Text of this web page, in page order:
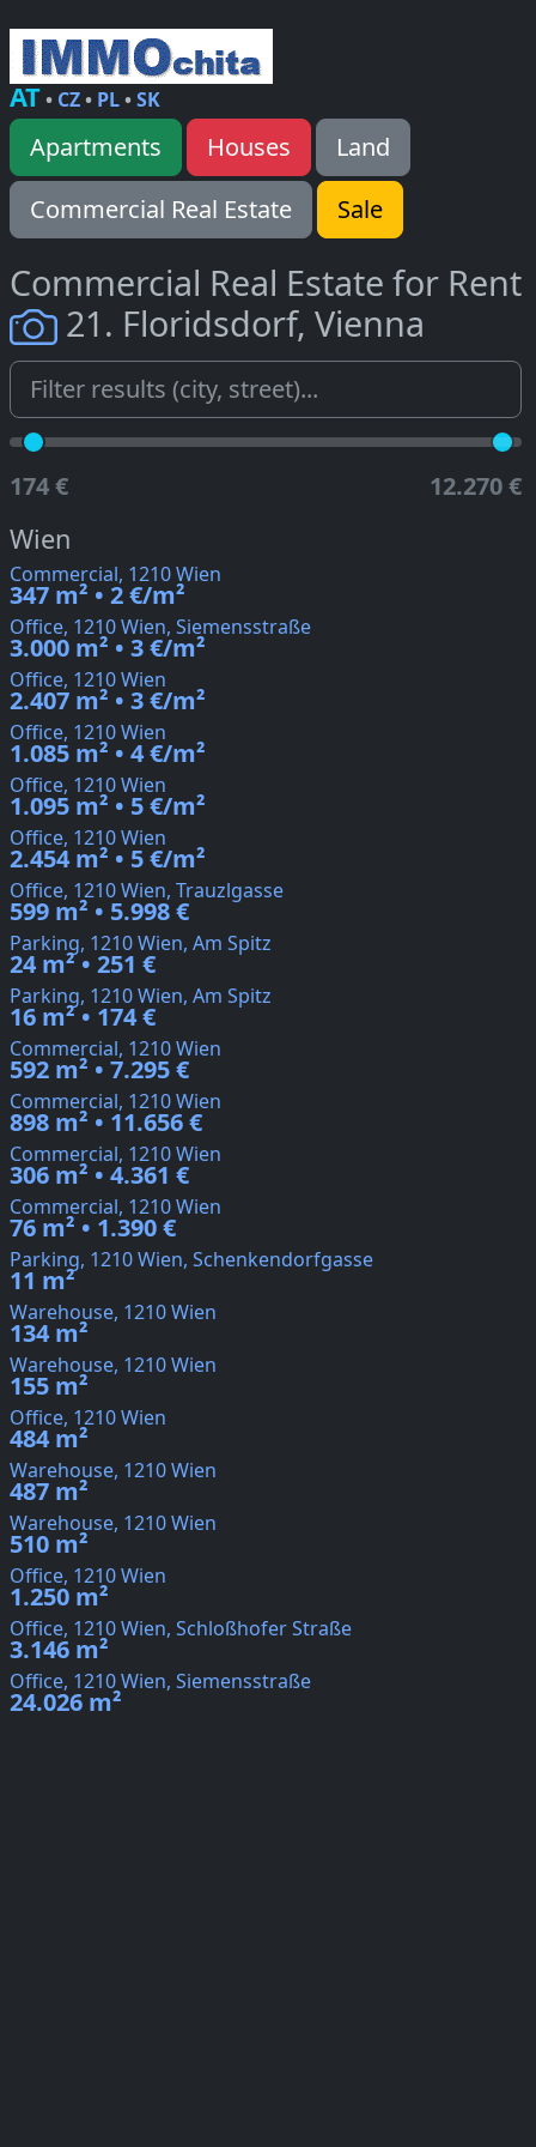
AT• CZ• PL•SK
Apartments Houses
Land
Commercial Real Estate
Sale
Commercial Real Estate for Rent
21. Floridsdorf, Vienna
174 € 12.270 €
Wien
Commercial, 1210 Wien
347 m² • 2 €/m²
Office, 1210 Wien, Siemensstraße
3.000 m² • 3 €/m²
Office, 1210 Wien
2.407 m² • 3 €/m²
Office, 1210 Wien
1.085 m² • 4 €/m²
Office, 1210 Wien
1.095 m² • 5 €/m²
Office, 1210 Wien
2.454 m² • 5 €/m²
Office, 1210 Wien, Trauzlgasse
599 m² • 5.998 €
Parking, 1210 Wien, Am Spitz
24 m² • 251 €
Parking, 1210 Wien, Am Spitz
16 m² • 174 €
Commercial, 1210 Wien
592 m² • 7.295 €
Commercial, 1210 Wien
898 m² • 11.656 €
Commercial, 1210 Wien
306 m² • 4.361 €
Commercial, 1210 Wien
76 m² • 1.390 €
Parking, 1210 Wien, Schenkendorfgasse
11 m²
Warehouse, 1210 Wien
134 m²
Warehouse, 1210 Wien
155 m²
Office, 1210 Wien
484 m²
Warehouse, 1210 Wien
487 m²
Warehouse, 1210 Wien
510 m²
Office, 1210 Wien
1.250 m²
Office, 1210 Wien, Schloßhofer Straße
3.146 m²
Office, 1210 Wien, Siemensstraße
24.026 m²